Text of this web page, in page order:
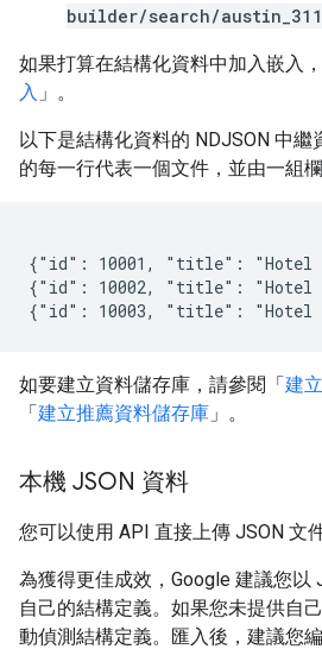
builder/search/austin_311
如果打算在結構化資料中加入嵌入
入 」。
以下是結構化資料的 NDJSON 中繼
的每一行代表一個文件，並由一組欄
{"id": 10001, "title": "Hotel
{"id": 10002, "title": "Hotel
如要建立資料儲存庫，請參閱「建
「建立推薦資料儲存庫 」。
本機 JSON 資料
您可以使用 API 直接上傳 JSON 文
為獲得更佳成效，Google 建議您以
自己的結構定義。如果您未提供自
動偵測結構定義。匯入後，建議您